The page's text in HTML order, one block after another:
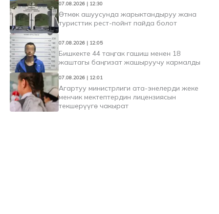
07.08.2026 | 12:30
Өтмөк ашуусунда жарыктандыруу жана
туристтик рест-пойнт пайда болот
07.08.2026 | 12:05
Бишкекте 44 таңгак гашиш менен 18
жаштагы баңгизат жашыруучу кармалды
07.08.2026 | 12:01
Агартуу министрлиги ата-энелерди жеке
менчик мектептердин лицензиясын
текшерүүгө чакырат